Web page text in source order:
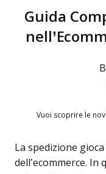
Guida
Vuoi scoprire le
La spedizione
dell’ecommerce.